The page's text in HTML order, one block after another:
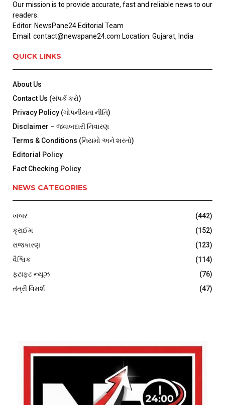
Our mission is to provide accurate, fast and reliable news to our
readers.
Editor: NewsPane24 Editorial Team
Email: contact@newspane24.com Location: Gujarat, India
QUICK LINKS
About Us
Contact Us (સંપર્ક કરો)
Privacy Policy (ગોપનીયતા નીતિ)
Disclaimer – જવાબદારી નિવારણ
Terms & Conditions (નિયમો અને શરતો)
Editorial Policy
Fact Checking Policy
NEWS CATEGORIES
ખબર
(442)
ક્રાઈમ
(152)
રાજકારણ
(123)
વૈશ્વિક
(114)
ફટાફટ ન્યૂઝ
(76)
તંત્રી વિમર્શ
(47)